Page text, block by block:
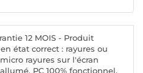
12 MOIS - Produit
état correct : rayures ou
rayures sur l'écran
PC 100% fonctionnel.